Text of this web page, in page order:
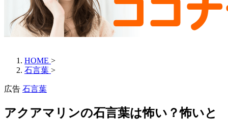
HOME >
石言葉 >
広告 石言葉
アクアマリンの石言葉は怖い？怖いと